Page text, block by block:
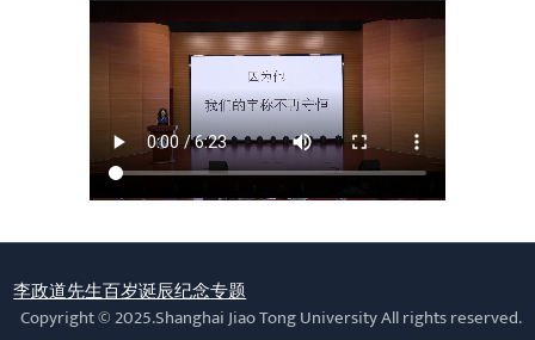
李政道先生百岁诞辰纪念专题
Copyright © 2025.Shanghai Jiao Tong University All rights reserved.